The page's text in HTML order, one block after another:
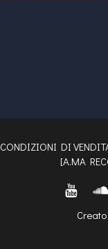
CONDIZIONI DI
[A.MA